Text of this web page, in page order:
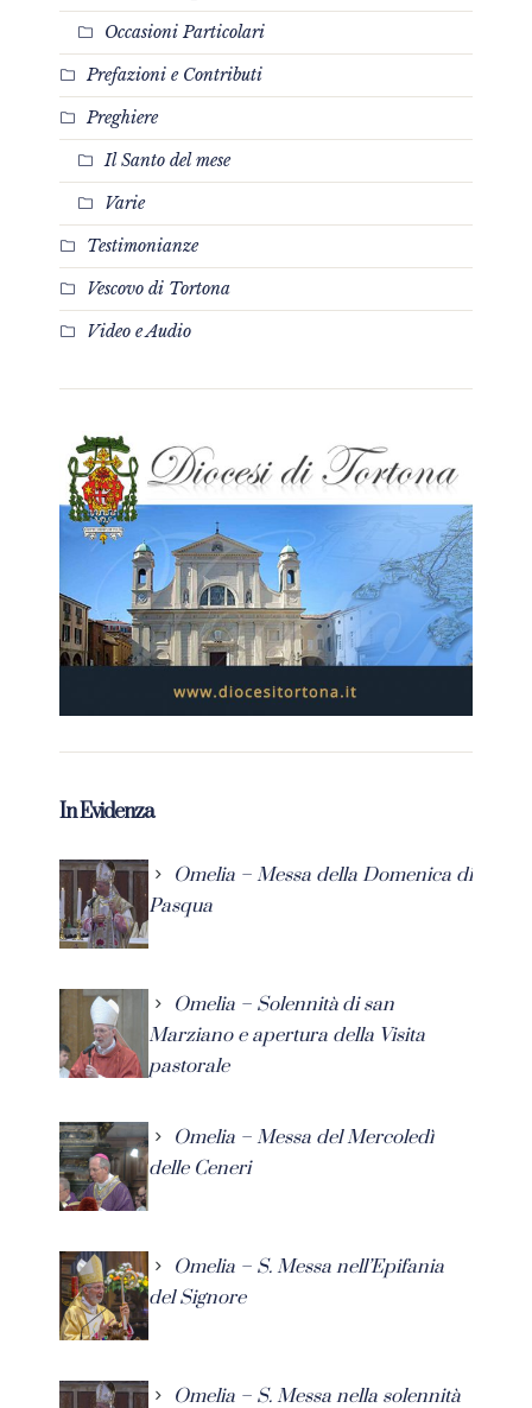
Occasioni Particolari
Prefazioni e Contributi
Preghiere
Il Santo del mese
Varie
Testimonianze
Vescovo di Tortona
Video e Audio
In Evidenza
Omelia – Messa della Domenica di
Pasqua
Omelia – Solennità di san
Marziano e apertura della Visita
pastorale
Omelia – Messa del Mercoledì
delle Ceneri
Omelia – S. Messa nell’Epifania
del Signore
Omelia – S. Messa nella solennità